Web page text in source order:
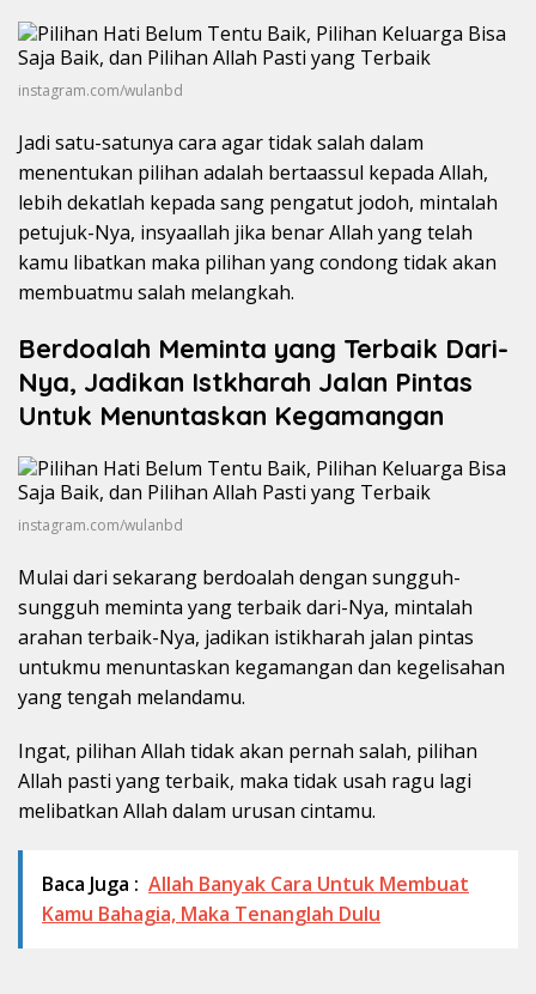
instagram.com/wulanbd
Jadi satu-satunya cara agar tidak salah dalam
menentukan pilihan adalah bertaassul kepada Allah,
lebih dekatlah kepada sang pengatut jodoh, mintalah
petujuk-Nya, insyaallah jika benar Allah yang telah
kamu libatkan maka pilihan yang condong tidak akan
membuatmu salah melangkah.
Berdoalah Meminta yang Terbaik Dari-
Nya, Jadikan Istkharah Jalan Pintas
Untuk Menuntaskan Kegamangan
instagram.com/wulanbd
Mulai dari sekarang berdoalah dengan sungguh-
sungguh meminta yang terbaik dari-Nya, mintalah
arahan terbaik-Nya, jadikan istikharah jalan pintas
untukmu menuntaskan kegamangan dan kegelisahan
yang tengah melandamu.
Ingat, pilihan Allah tidak akan pernah salah, pilihan
Allah pasti yang terbaik, maka tidak usah ragu lagi
melibatkan Allah dalam urusan cintamu.
Baca Juga : Allah Banyak Cara Untuk Membuat
Kamu Bahagia, Maka Tenanglah Dulu